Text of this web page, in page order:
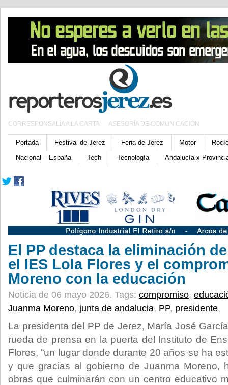
CORRESPONSALÍA A LA CARTA ASESORÍA DE COMUNICACIÓN
Portada Festival de Jerez Feria de Jerez Motor
Nacional – España
Tech Tecnología Andalucía x
El PP destaca la eliminación
el IES Lola Flores y el
Moreno con la educación
Noticia de 06 mayo 2026. Tags: compromiso,
Juanma Moreno, junta de andalucia, PP, presidente
La presidenta del PP de Jerez, María José
rueda de prensa en la puerta del Instituto de
Flores, “un lugar donde durante 20 años se ha
y que gracias al gobierno de Juanma Moreno,
obras que culminarán con un centro educativo